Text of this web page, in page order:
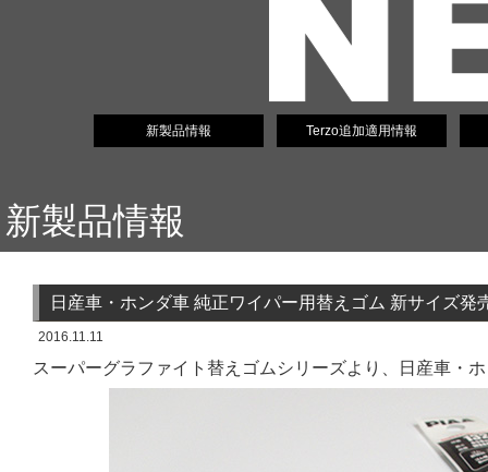
新製品情報 Terzo追加適用情報
新製品情報
日産車・ホンダ車 純正ワイパー用替えゴム 新サイズ発
2016.11.11
スーパーグラファイト替えゴムシリーズより、日産車・